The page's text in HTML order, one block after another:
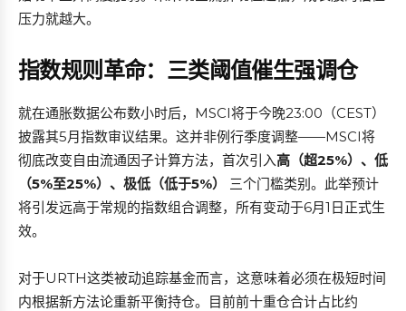
压力就越大。
指数规则革命：三类阈值催生强调仓
就在通胀数据公布数小时后，MSCI将于今晚23:00（CEST）
披露其5月指数审议结果。这并非例行季度调整——MSCI将
彻底改变自由流通因子计算方法，首次引入高（超25%）、低
（5%至25%）、极低（低于5%）
三个门槛类别。此举预计
将引发远高于常规的指数组合调整，所有变动于6月1日正式生
效。
对于URTH这类被动追踪基金而言，这意味着必须在极短时间
内根据新方法论重新平衡持仓。目前前十重仓合计占比约